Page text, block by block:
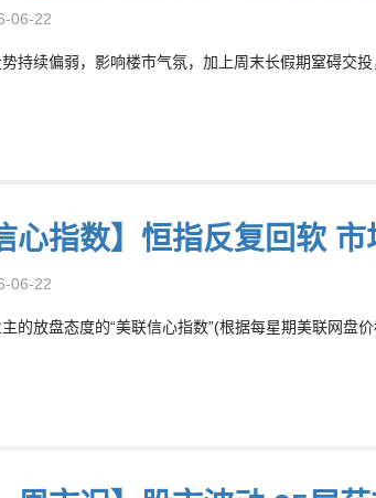
06-22
持续偏弱，影响楼市气氛，加上周末长假期窒碍交
心指数】恒指反复回软
06-22
的放盘态度的“美联信心指数”(根据每星期美联网盘